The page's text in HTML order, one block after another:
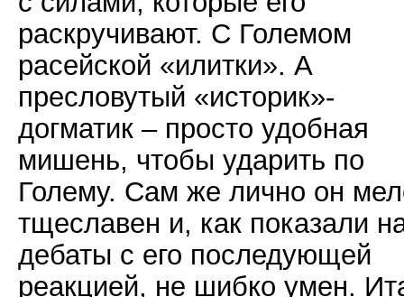
раскручивают. С Големом
расейской «илитки». А
пресловутый «историк»-
догматик – просто удобная
мишень, чтобы ударить по
Голему. Сам же лично он
тщеславен и, как показали
дебаты с его последующей
реакцией, не шибко умен.